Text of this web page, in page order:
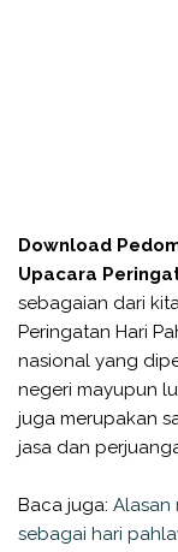
Download
Upacara
sebagaian dari
Peringatan Hari
nasional yang
negeri mayupun
juga merupakan
jasa dan
Baca juga: Alasan
sebagai hari